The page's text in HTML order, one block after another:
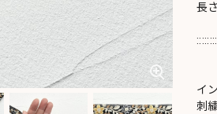
長
イ
刺